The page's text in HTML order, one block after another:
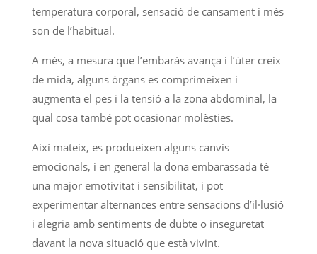
temperatura corporal, sensació de cansament i més
son de l’habitual.
A més, a mesura que l’embaràs avança i l’úter creix
de mida, alguns òrgans es comprimeixen i
augmenta el pes i la tensió a la zona abdominal, la
qual cosa també pot ocasionar molèsties.
Així mateix, es produeixen alguns canvis
emocionals, i en general la dona embarassada té
una major emotivitat i sensibilitat, i pot
experimentar alternances entre sensacions d’il·lusió
i alegria amb sentiments de dubte o inseguretat
davant la nova situació que està vivint.